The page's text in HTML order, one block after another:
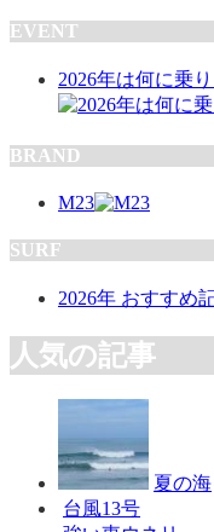
EVENT
2026年は何に乗
BRAND
M23
SURF
2026年 おすすめ
人気の記事
夏の海
台風13号